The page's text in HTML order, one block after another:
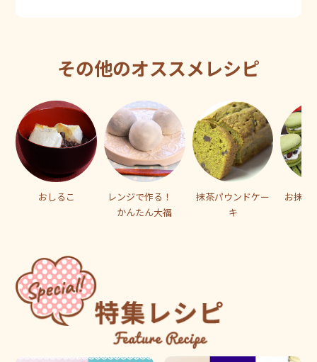
その他のオススメレシピ
おしるこ
レンジで作る！
かんたん大福
抹茶パウンドケー
キ
お抹茶